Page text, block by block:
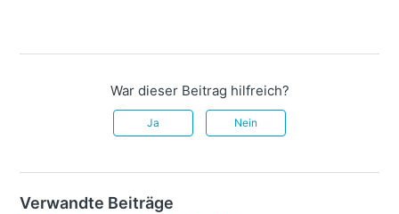
War dieser Beitrag hilfreich?
Ja Nein
Verwandte Beiträge